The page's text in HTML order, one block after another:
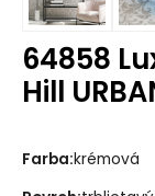
64858
Hill
Farba:krémová